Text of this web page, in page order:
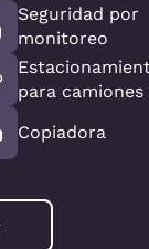
Seguridad por
monitoreo
para camiones
Copiadora